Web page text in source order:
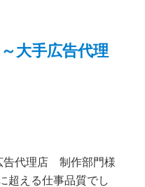
大手広告代理
代理店 制作部門様
える仕事品質でし